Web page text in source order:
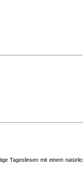
Tageslinsen mit einem